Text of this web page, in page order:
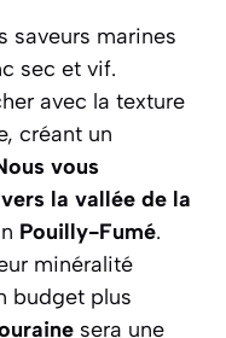
saveurs marines
sec et vif.
avec la texture
créant un
vous
la vallée de la
Pouilly-Fumé.
minéralité
budget plus
sera une